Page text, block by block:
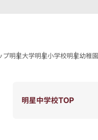
プ明星大学明星小学校明星幼稚園
明星中学校TOP